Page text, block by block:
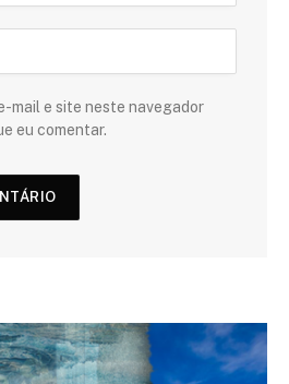
mail e site neste navegador
eu comentar.